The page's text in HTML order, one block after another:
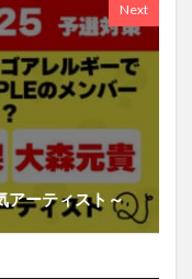
Next
アーティスト～